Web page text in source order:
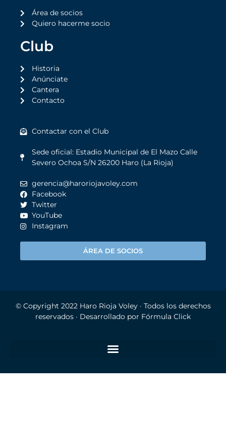
Área de socios
Quiero hacerme socio
Club
Historia
Anúnciate
Cantera
Contacto
Contactar con el Club
Sede oficial: Estadio Municipal de El Mazo Calle
Severo Ochoa S/N 26200 Haro (La Rioja)
gerencia@haroriojavoley.com
Facebook
Twitter
YouTube
Instagram
ÁREA DE SOCIOS
© Copyright 2022 Haro Rioja Voley· Todos los derechos
reservados · Desarrollado por Fórmula Click